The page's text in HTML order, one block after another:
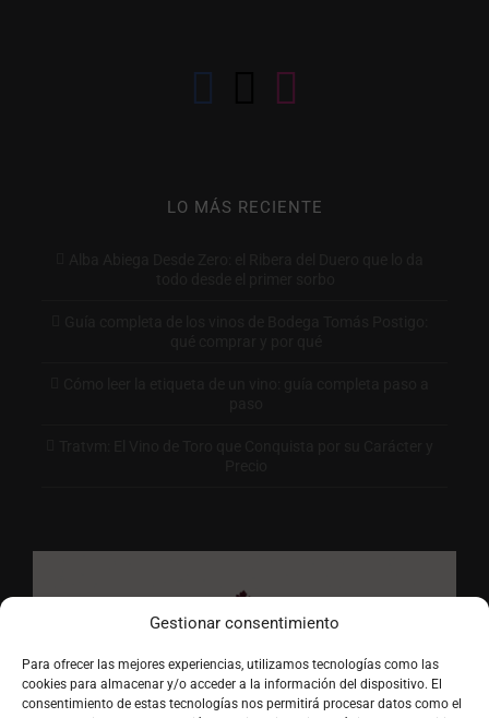
Gestionar consentimiento
Para ofrecer las mejores experiencias, utilizamos tecnologías como las
cookies para almacenar y/o acceder a la información del dispositivo. El
consentimiento de estas tecnologías nos permitirá procesar datos como el
LO MÁS RECIENTE